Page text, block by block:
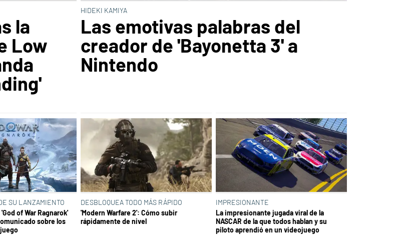
la
Low
HIDEKI KAMIYA
Las emotivas palabras del
creador de 'Bayonetta 3' a
Nintendo
SU LANZAMIENTO
of War Ragnarok'
sobre los
DESBLOQUEA TODO MÁS RÁPIDO
'Modern Warfare 2': Cómo subir
rápidamente de nivel
IMPRESIONANTE
La impresionante jugada viral de la
NASCAR de la que todos hablan y su
piloto aprendió en un videojuego